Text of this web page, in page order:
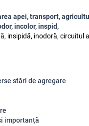
apei, transport,
incolor, inspid,
insipidă, inodoră, circuitul
stări de agregare
importanță